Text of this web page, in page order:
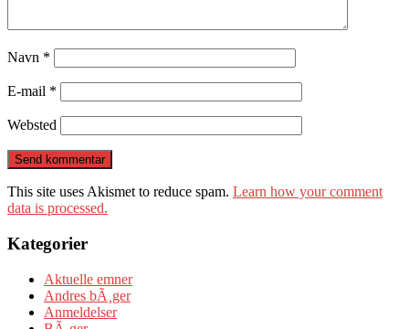
Navn *
E-mail *
Websted
This site uses Akismet to reduce spam. Learn how your comment
data is processed.
Kategorier
Aktuelle emner
Andres bÃ¸ger
Anmeldelser